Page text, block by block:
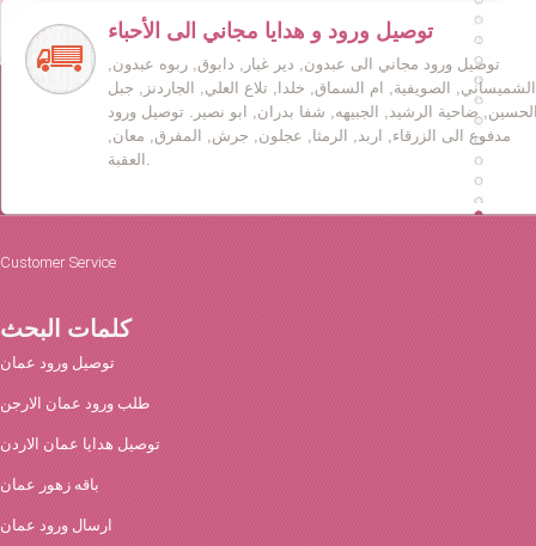
توصيل ورود و هدايا مجاني الى الأحباء
توصيل ورود مجاني الى عبدون, دير غبار, دابوق, ربوه عبدون,
الشميساني, الصويفية, ام السماق, خلدا, تلاع العلي, الجاردنز, جبل
ضاحية الرشيد, الجبيهه, شفا بدران, ابو نصير. توصيل ورود
مدفوع الى الزرقاء, اربد, الرمثا, عجلون, جرش, المفرق, معان,
Customer Service
كلمات البحث
توصيل ورود عمان
طلب ورود عمان الارجن
توصيل هدايا عمان الاردن
باقه زهور عمان
ارسال ورود عمان